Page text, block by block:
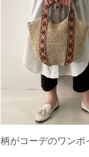
柄がコーデのワンポ